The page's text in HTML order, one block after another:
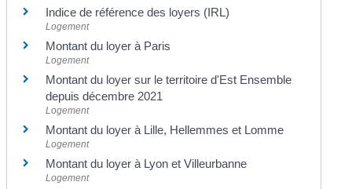
Indice de référence des loyers (IRL)
Logement
Montant du loyer à Paris
Logement
Montant du loyer sur le territoire d'Est Ensemble
depuis décembre 2021
Logement
Montant du loyer à Lille, Hellemmes et Lomme
Logement
Montant du loyer à Lyon et Villeurbanne
Logement